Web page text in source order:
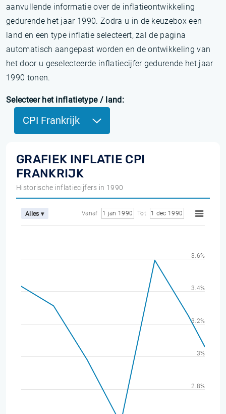
aanvullende informatie over de inflatieontwikkeling
gedurende het jaar 1990. Zodra u in de keuzebox een
land en een type inflatie selecteert, zal de pagina
automatisch aangepast worden en de ontwikkeling van
het door u geselecteerde inflatiecijfer gedurende het jaar
1990 tonen.
Selecteer het inflatietype / land:
CPI Frankrijk
GRAFIEK INFLATIE CPI
FRANKRIJK
Historische inflatiecijfers in 1990
Alles ▾ Vanaf 1 jan 1990 Tot 1 dec 1990
2.8%
3%
3.2%
3.4%
3.6%